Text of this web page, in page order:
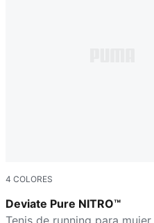
4 COLORES
Deviate Pure NITRO™
Misty Pink
Tenis de running para mujer